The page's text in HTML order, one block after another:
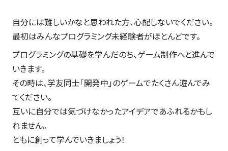
自分には難しいかなと思われた方、心配しないでください。
最初はみんなプログラミング未経験者がほとんどです。
プログラミングの基礎を学んだのち、ゲーム制作へと進んで
いきます。
その時は、学友同士「開発中」のゲームでたくさん遊んでみ
てください。
互いに自分では気づけなかったアイデアであふれるかもし
れません。
ともに創って学んでいきましょう！